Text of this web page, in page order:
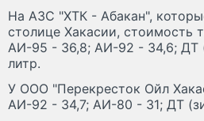
На АЗС "ХТК - Абакан",
столице Хакасии, стоимость
АИ-95 - 36,8; АИ-92 - 34,6; ДТ
литр.
У ООО "Перекресток Ойл
АИ-92 - 34,7; АИ-80 - 31; ДТ